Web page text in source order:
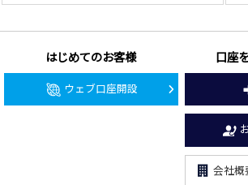
はじめてのお客様
ウェブ口座開設
口座
会社概